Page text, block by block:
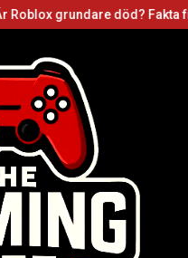
död? Fakta från 2025